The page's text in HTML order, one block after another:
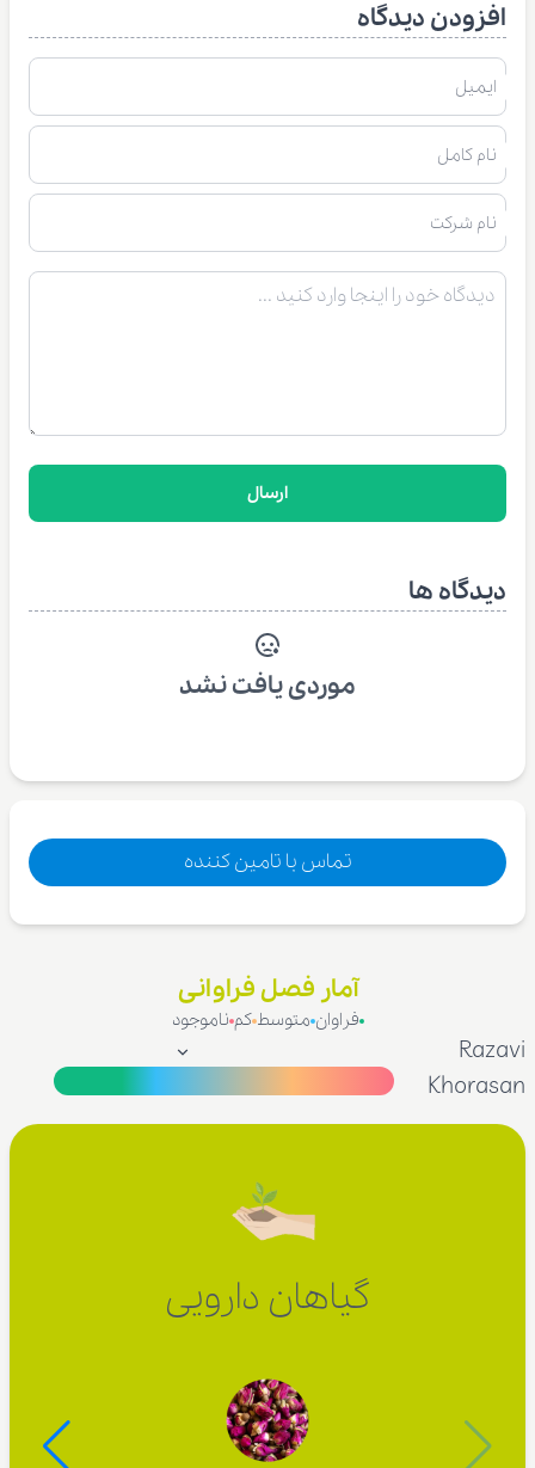
افزودن دیدگاه
ایمیل
نام کامل
نام شرکت
ارسال
دیدگاه ها
موردی یافت نشد
تماس با تامین کننده
آمار فصل فراوانی
فراوان متوسط کم ناموجود
Razavi
Khorasan
گیاهان دارویی